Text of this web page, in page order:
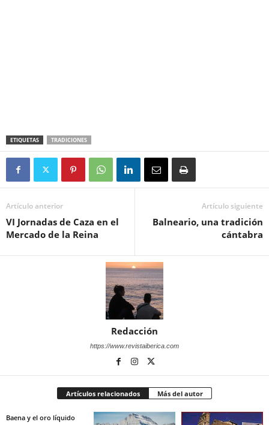
ETIQUETAS TRADICIONES
Artículo anterior
VI Jornadas de Caza en el
Mercado de la Reina
Artículo siguiente
Balneario, una tradición
cántabra
Redacción
https://www.revistaiberica.com
Artículos relacionados Más del autor
Baena y el oro líquido